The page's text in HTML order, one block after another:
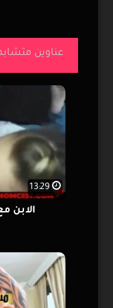
عناوين
13:29
الابن